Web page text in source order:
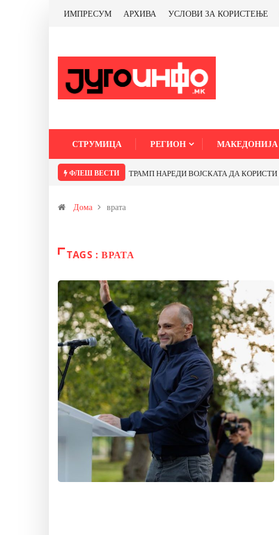
ИМПРЕСУМ АРХИВА УСЛОВИ ЗА КОРИСТЕЊЕ
СТРУМИЦА РЕГИОН МАКЕДОНИЈА
ФЛЕШ ВЕСТИ ТРАМП НАРЕДИ ВОЈСКАТА ДА КОРИСТИ
Дома врата
TAGS : ВРАТА